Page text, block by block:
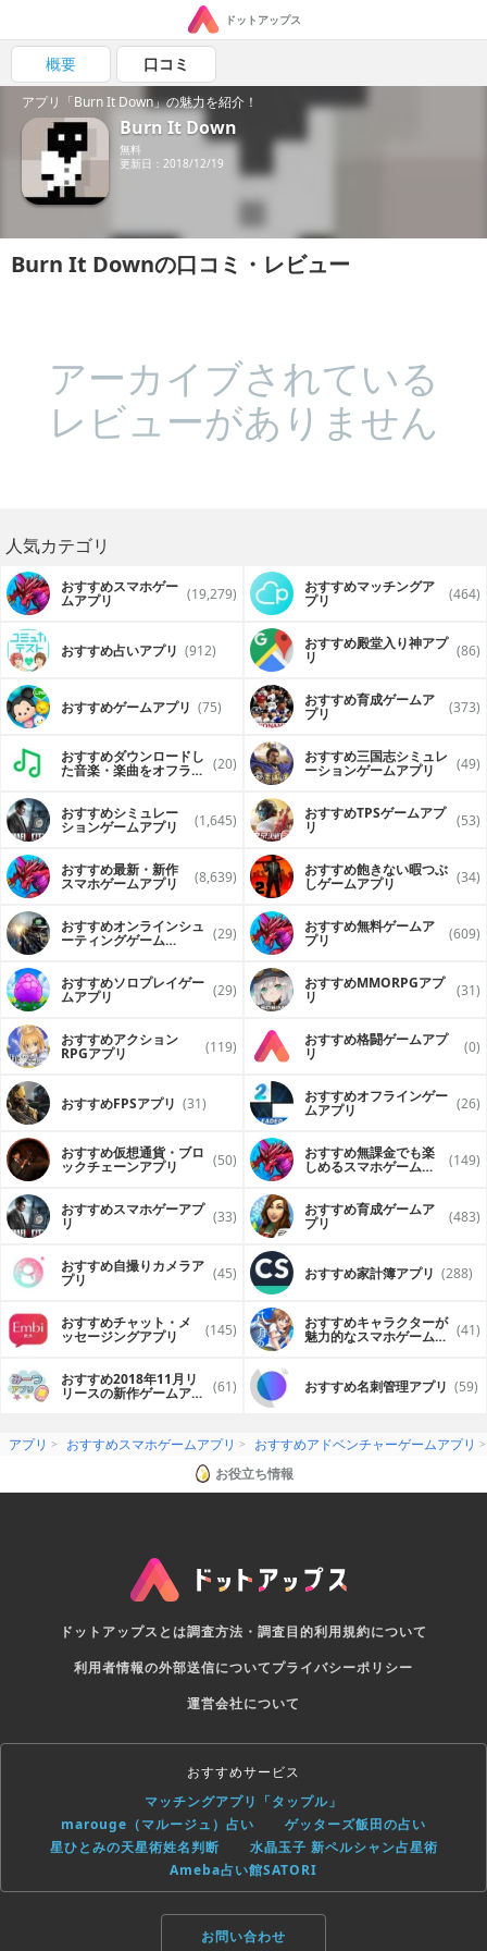
ドットアップス
概要 口コミ
アプリ「Burn It Down」の魅力を紹介！
Burn It Down
無料
更新日：2018/12/19
Burn It Downの口コミ・レビュー
アーカイブされている
レビューがありません
人気カテゴリ
おすすめスマホゲー
ムアプリ (19,279) おすすめマッチングア
プリ (464)
おすすめ占いアプリ (912) おすすめ殿堂入り神アプ
リ (86)
おすすめゲームアプリ (75) おすすめ育成ゲームア
プリ (373)
おすすめダウンロードし
た音楽・楽曲をオフライ (20) おすすめ三国志シミュレ
ーションゲームアプリ (49)
おすすめシミュレー
ションゲームアプリ (1,645) おすすめTPSゲームアプ
リ (53)
おすすめ最新・新作
スマホゲームアプリ (8,639) おすすめ飽きない暇つぶ
しゲームアプリ (34)
おすすめオンラインシュ
ーティングゲーム (29) おすすめ無料ゲームア
プリ (609)
おすすめソロプレイゲー
ムアプリ (29) おすすめ MMORPGアプ
リ (31)
おすすめアクション
RPGアプリ (119) おすすめ格闘ゲームアプ
リ (0)
おすすめFPSアプリ (31) おすすめオフラインゲー
ムアプリ (26)
おすすめ仮想通貨・ブロ
ックチェーンアプリ (50) おすすめ無課金でも楽
しめるスマホゲームア (149)
おすすめスマホゲーアプ
リ (33) おすすめ育成ゲームア
プリ (483)
おすすめ自撮りカメラア
プリ (45) おすすめ家計簿アプリ (288)
おすすめチャット・メ
ッセージングアプリ (145) おすすめキャラクターが
魅力的なスマホゲームア (41)
おすすめ2018年11月リ
リースの新作ゲームアプ (61) おすすめ名刺管理アプリ (59)
アプリ おすすめスマホゲームアプリ
おすすめアドベンチャーゲームアプリ
お役立ち情報
ドットアップスとは調査方法・調査目的利用規約について
利用者情報の外部送信についてプライバシーポリシー
運営会社について
おすすめサービス
マッチングアプリ「タップル」
marouge（マルージュ）占い
ゲッターズ飯田の占い
星ひとみの天星術姓名判断
水晶玉子 新ペルシャン占星術
Ameba占い館SATORI
お問い合わせ